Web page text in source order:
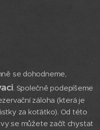
se dohodneme,
. Společně podepíšeme
záloha (která je
za koťátko). Od této
se můžete začít chystat